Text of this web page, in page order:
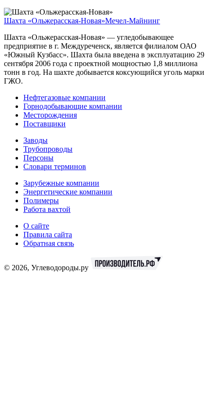
Шахта «Ольжерасская-Новая»Мечел-Майнинг
Шахта «Ольжерасская-Новая» — угледобывающее
предприятие в г. Междуреченск, является филиалом ОАО
«Южный Кузбасс». Шахта была введена в эксплуатацию 29
сентября 2006 года с проектной мощностью 1,8 миллиона
тонн в год. На шахте добывается коксующийся уголь марки
ГЖО.
Нефтегазовые компании
Горнодобывающие компании
Месторождения
Поставщики
Заводы
Трубопроводы
Персоны
Словари терминов
Зарубежные компании
Энергетические компании
Полимеры
Работа вахтой
О сайте
Правила сайта
Обратная связь
© 2026, Углеводороды.ру